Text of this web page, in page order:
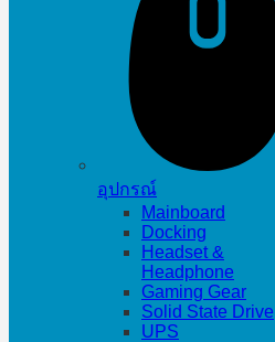
อุปกรณ์
Mainboard
Docking
Headset &
Headphone
Gaming Gear
Solid State Drive
UPS